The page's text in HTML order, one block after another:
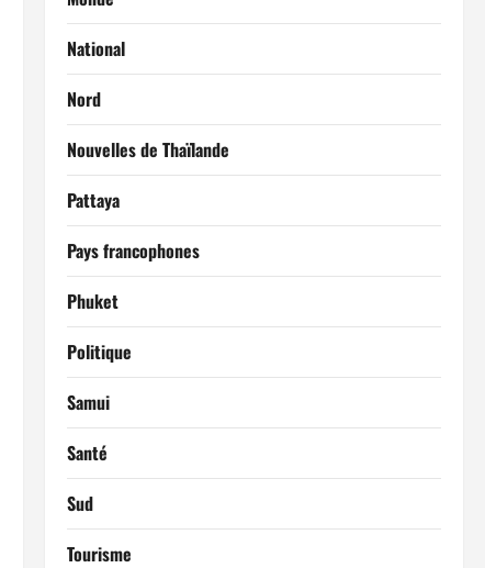
National
Nord
Nouvelles de Thaïlande
Pattaya
Pays francophones
Phuket
Politique
Samui
Santé
Sud
Tourisme